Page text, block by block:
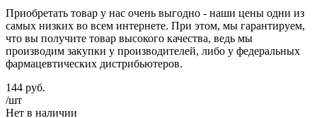
Приобретать товар у нас очень выгодно - наши цены одни из
самых низких во всем интернете. При этом, мы гарантируем,
что вы получите товар высокого качества, ведь мы
производим закупки у производителей, либо у федеральных
фармацевтических дистрибьютеров.
144 руб.
/шт
Нет в наличии